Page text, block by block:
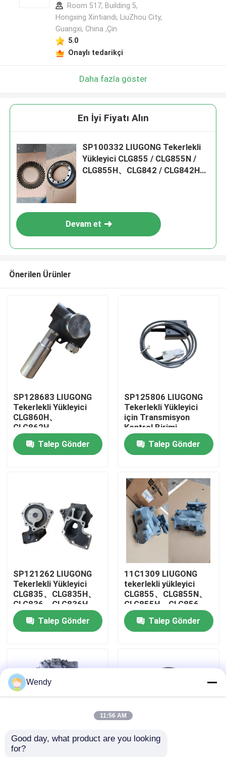
videolar
Fabrika turu
Kalite kontrol
Bize Ulaşın
Haberler
Blog
Room 517, Building 5,
Hongxing Xintiandi, LiuZhou City,
Guangxi, China ,Çin
5.0
Onaylı tedarikçi
Daha fazla göster
En İyi Fiyatı Alın
SP100332 LIUGONG Tekerlekli
Yükleyici CLG855 / CLG855N /
CLG855H、CLG842 / CLG842H、
Devam et
Önerilen Ürünler
SP128683 LIUGONG
Tekerlekli Yükleyici
CLG860H、
CLG862H、
CLG862N、
CLG870H、CLG888、
CLG890H、ZL50CN、
Talep Gönder
SP125806 LIUGONG
Tekerlekli Yükleyici
için Transmisyon
Kontrol Birimi
CLG855、CLG856、
CLG850H、ZL50CN、
ZL50CNX、
CLG862H、
CLG862N、
CLG870H、CLG888、
CLG890H
Talep Gönder
SP121262 LIUGONG
Tekerlekli Yükleyici
CLG835、CLG835H、
CLG836、CLG836H、
ZL30E、CLG855、
CLG862H、CLG870H
için Ara Flanş
Talep Gönder
11C1309 LIUGONG
tekerlekli yükleyici
CLG855、CLG855N、
CLG855H、CLG856、
CLG850H、CLG860H
için soğutma pompası
assy
Talep Gönder
11C1132 LIUGONG
Wendy
11:56 AM
Good day, what product are you looking
for?